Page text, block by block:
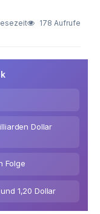
178 Aufrufe
Dollar
Folge
1,20 Dollar